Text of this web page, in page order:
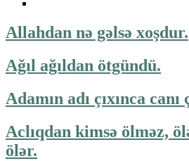
Allahdan nə gəlsə xoşdur.
Ağıl ağıldan ötgündü.
Adamın adı çıxınca canı
Aclıqdan kimsə ölməz,
ölər.